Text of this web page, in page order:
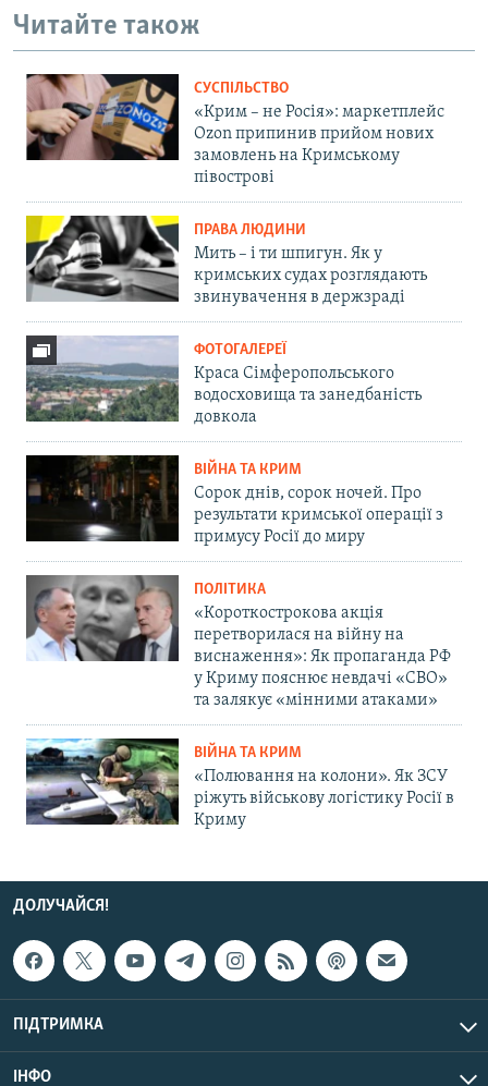
Читайте також
СУСПІЛЬСТВО
«Крим – не Росія»: маркетплейс
Ozon припинив прийом нових
замовлень на Кримському
півострові
ПРАВА ЛЮДИНИ
Мить – і ти шпигун. Як у
кримських судах розглядають
звинувачення в держзраді
ФОТОГАЛЕРЕЇ
Краса Сімферопольського
водосховища та занедбаність
довкола
ВІЙНА ТА КРИМ
Сорок днів, сорок ночей. Про
результати кримської операції з
примусу Росії до миру
ПОЛІТИКА
«Короткострокова акція
перетворилася на війну на
виснаження»: Як пропаганда РФ
у Криму пояснює невдачі «СВО»
та залякує «мінними атаками»
ВІЙНА ТА КРИМ
«Полювання на колони». Як ЗСУ
ріжуть військову логістику Росії в
Криму
ДОЛУЧАЙСЯ!
ПІДТРИМКА
ІНФО